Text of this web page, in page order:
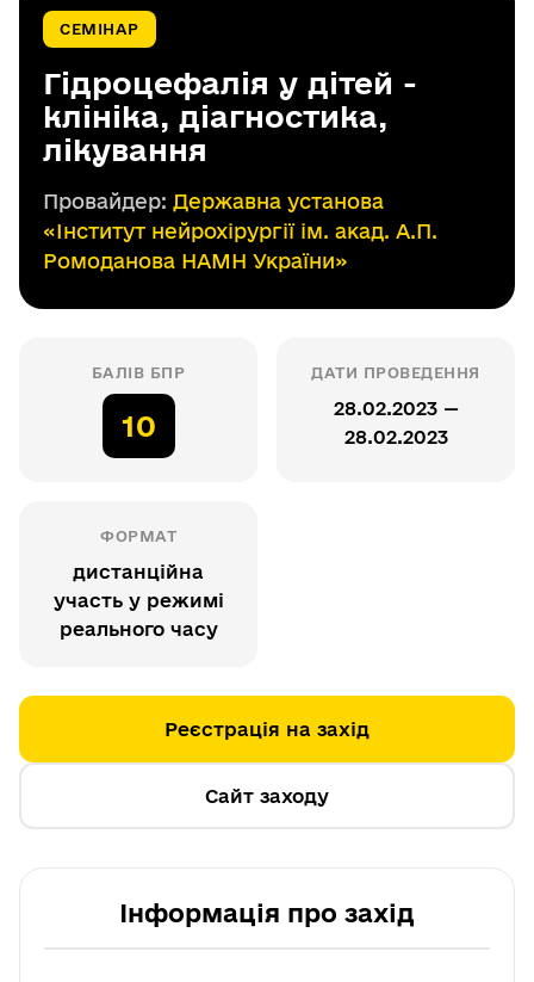
СЕМІНАР
Гідроцефалія у дітей -
клініка, діагностика,
лікування
Провайдер: Державна установа
«Інститут нейрохірургії ім. акад. А.П.
Ромоданова НАМН України»
БАЛІВ БПР
10
ДАТИ ПРОВЕДЕННЯ
28.02.2023 —
28.02.2023
ФОРМАТ
дистанційна
участь у режимі
реального часу
Реєстрація на захід
Сайт заходу
Інформація про захід